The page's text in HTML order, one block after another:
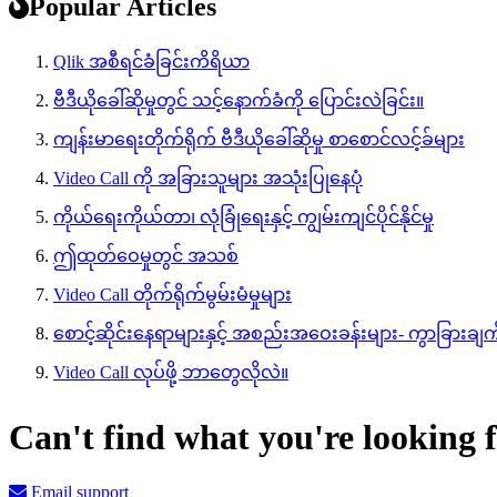
Popular Articles
Qlik အစီရင်ခံခြင်းကိရိယာ
ဗီဒီယိုခေါ်ဆိုမှုတွင် သင့်နောက်ခံကို ပြောင်းလဲခြင်း။
ကျန်းမာရေးတိုက်ရိုက် ဗီဒီယိုခေါ်ဆိုမှု စာစောင်လင့်ခ်များ
Video Call ကို အခြားသူများ အသုံးပြုနေပုံ
ကိုယ်ရေးကိုယ်တာ၊ လုံခြုံရေးနှင့် ကျွမ်းကျင်ပိုင်နိုင်မှု
ဤထုတ်ဝေမှုတွင် အသစ်
Video Call တိုက်ရိုက်မွမ်းမံမှုများ
စောင့်ဆိုင်းနေရာများနှင့် အစည်းအဝေးခန်းများ- ကွာခြာ
Video Call လုပ်ဖို့ ဘာတွေလိုလဲ။
Can't find what you're looking
Email support